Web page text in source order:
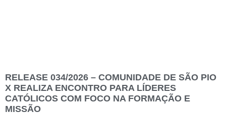
RELEASE 034/2026 – COMUNIDADE DE SÃO PIO
X REALIZA ENCONTRO PARA LÍDERES
CATÓLICOS COM FOCO NA FORMAÇÃO E
MISSÃO